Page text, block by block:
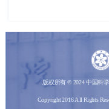
版权所有 © 2024 中国科
Copyright 2016 All Rights